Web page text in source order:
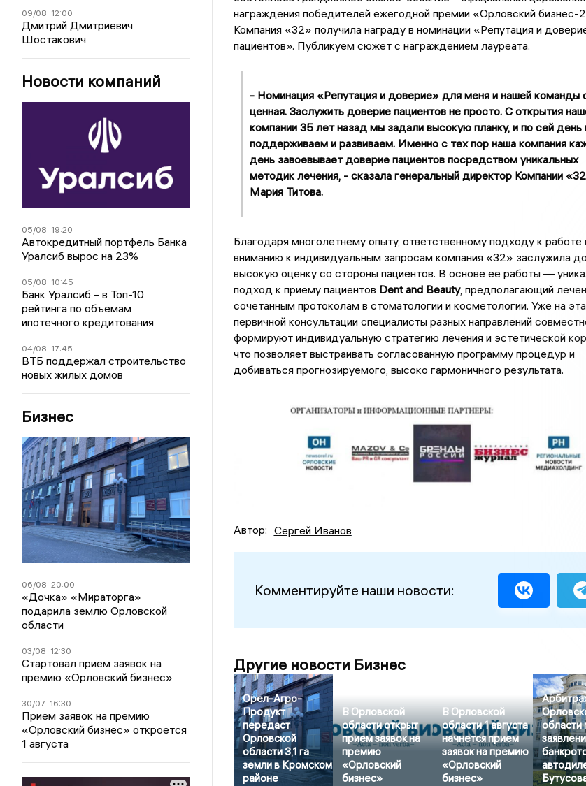
09/08 12:00
Дмитрий Дмитриевич
Шостакович
Новости компаний
05/08 19:20
Автокредитный портфель Банка
Уралсиб вырос на 23%
05/08 10:45
Банк Уралсиб – в Топ-10
рейтинга по объемам
ипотечного кредитования
04/08 17:45
ВТБ поддержал строительство
новых жилых домов
Бизнес
06/08 20:00
«Дочка» «Мираторга»
подарила землю Орловской
области
03/08 12:30
Стартовал прием заявок на
премию «Орловский бизнес»
30/07 16:30
Прием заявок на премию
«Орловский бизнес» откроется
1 августа
награждения победителей ежегодной премии «Орловский бизнес-
Компания «32» получила награду в номинации «Репутация и
пациентов». Публикуем сюжет с награждением лауреата.
- Номинация «Репутация и доверие» для меня и нашей команды
ценная. Заслужить доверие пациентов не просто. С открытия
компании 35 лет назад мы задали высокую планку, и по сей
поддерживаем и развиваем. Именно с тех пор наша компания
день завоевывает доверие пациентов посредством уникальных
методик лечения, - сказала генеральный директор Компании
Мария Титова.
Благодаря многолетнему опыту, ответственному подходу к работе
вниманию к индивидуальным запросам компания «32» заслужила
высокую оценку со стороны пациентов. В основе её работы —
подход к приёму пациентов Dent and Beauty, предполагающий
сочетанным протоколам в стоматологии и косметологии. Уже на
первичной консультации специалисты разных направлений
формируют индивидуальную стратегию лечения и эстетической
что позволяет выстраивать согласованную программу процедур и
добиваться прогнозируемого, высоко гармоничного результата.
Автор: Сергей Иванов
Комментируйте наши новости:
Другие новости Бизнес
Орел-Агро-
Продукт
передаст
Орловской
области 3,1 га
земли в Кромском
районе
В Орловской
области открыт
прием заявок на
премию
«Орловский
бизнес»
В Орловской
области 1 августа
начнется прием
заявок на премию
«Орловский
бизнес»
области